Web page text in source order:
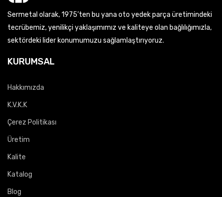
Sermetal olarak, 1975’ten bu yana oto yedek parça üretimindeki
tecrübemiz, yenilikçi yaklaşımımız ve kaliteye olan bağlılığımızla,
sektördeki lider konumumuzu sağlamlaştırıyoruz.
KURUMSAL
Hakkımızda
K.V.K.K
Çerez Politikası
Üretim
Kalite
Katalog
Blog